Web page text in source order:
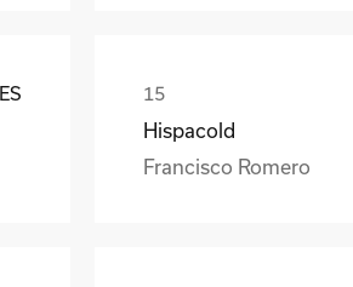
ES
Hispacold
Francisco Romero